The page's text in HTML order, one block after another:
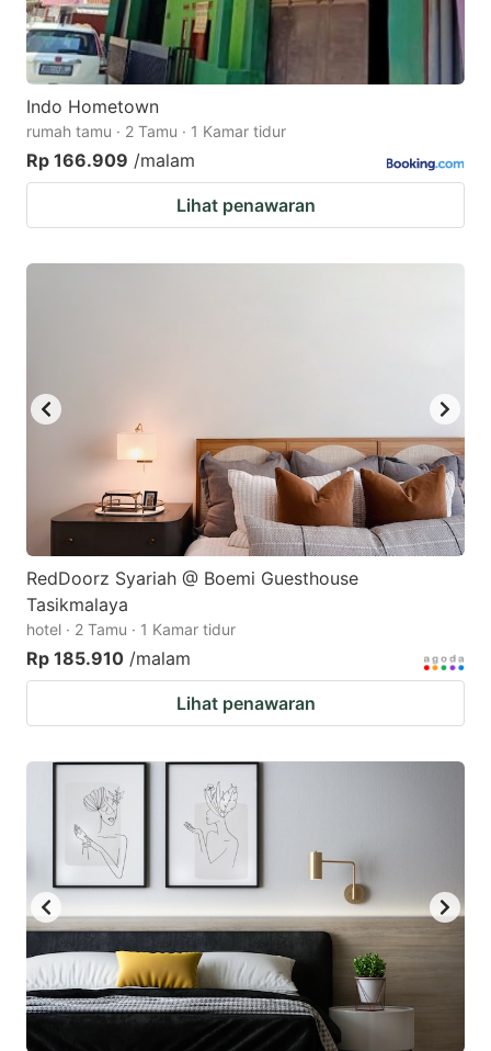
Indo Hometown
rumah tamu · 2 Tamu · 1 Kamar tidur
Rp 166.909 /malam
Lihat penawaran
RedDoorz Syariah @ Boemi Guesthouse
Tasikmalaya
hotel · 2 Tamu · 1 Kamar tidur
Rp 185.910 /malam
Lihat penawaran